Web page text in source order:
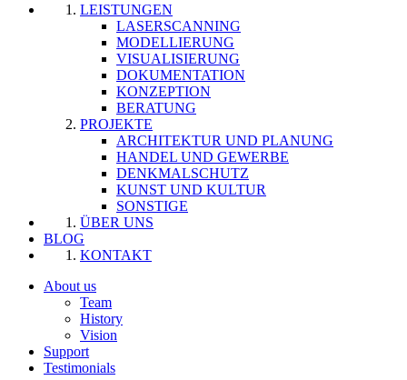
LEISTUNGEN
LASERSCANNING
MODELLIERUNG
VISUALISIERUNG
DOKUMENTATION
KONZEPTION
BERATUNG
PROJEKTE
ARCHITEKTUR UND PLANUNG
HANDEL UND GEWERBE
DENKMALSCHUTZ
KUNST UND KULTUR
SONSTIGE
ÜBER UNS
BLOG
KONTAKT
About us
Team
History
Vision
Support
Testimonials